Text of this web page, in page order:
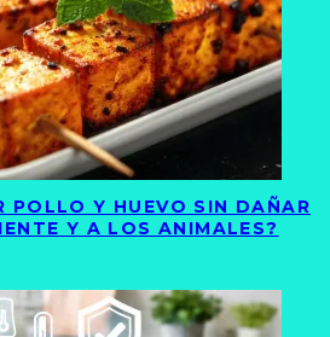
POLLO Y HUEVO SIN DAÑAR
Y A LOS ANIMALES?